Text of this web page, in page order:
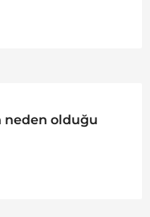
neden olduğu